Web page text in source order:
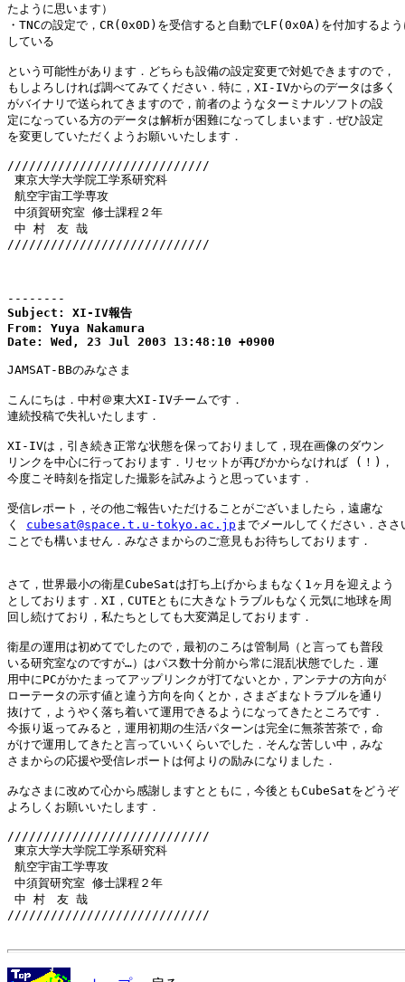
たように思います）
・TNCの設定で，CR(0x0D)を受信すると自動でLF(0x0A)を付加するよ
している
という可能性があります．どちらも設備の設定変更で対処できますので，
もしよろしければ調べてみてください．特に，XI-IVからのデータは多く
がバイナリで送られてきますので，前者のようなターミナルソフトの設
定になっている方のデータは解析が困難になってしまいます．ぜひ設定
を変更していただくようお願いいたします．
////////////////////////////
東京大学大学院工学系研究科
航空宇宙工学専攻
中須賀研究室 修士課程２年
中 村　友 哉
////////////////////////////
--------
Subject: XI-IV報告
From: Yuya Nakamura
Date: Wed, 23 Jul 2003 13:48:10 +0900
JAMSAT-BBのみなさま
こんにちは．中村＠東大XI-IVチームです．
連続投稿で失礼いたします．
XI-IVは，引き続き正常な状態を保っておりまして，現在画像のダウン
リンクを中心に行っております．リセットが再びかからなければ (！)，
今度こそ時刻を指定した撮影を試みようと思っています．
受信レポート，その他ご報告いただけることがございましたら，遠慮な
く cubesat@space.t.u-tokyo.ac.jp までメールしてください．ささ
ことでも構いません．みなさまからのご意見もお待ちしております．
さて，世界最小の衛星CubeSatは打ち上げからまもなく1ヶ月を迎えよう
としております．XI，CUTEともに大きなトラブルもなく元気に地球を周
回し続けており，私たちとしても大変満足しております．
衛星の運用は初めてでしたので，最初のころは管制局（と言っても普段
いる研究室なのですが…）はパス数十分前から常に混乱状態でした．運
用中にPCがかたまってアップリンクが打てないとか，アンテナの方向が
ローテータの示す値と違う方向を向くとか，さまざまなトラブルを通り
抜けて，ようやく落ち着いて運用できるようになってきたところです．
今振り返ってみると，運用初期の生活パターンは完全に無茶苦茶で，命
がけで運用してきたと言っていいくらいでした．そんな苦しい中，みな
さまからの応援や受信レポートは何よりの励みになりました．
みなさまに改めて心から感謝しますとともに，今後ともCubeSatをどうぞ
よろしくお願いいたします．
////////////////////////////
東京大学大学院工学系研究科
航空宇宙工学専攻
中須賀研究室 修士課程２年
中 村　友 哉
////////////////////////////